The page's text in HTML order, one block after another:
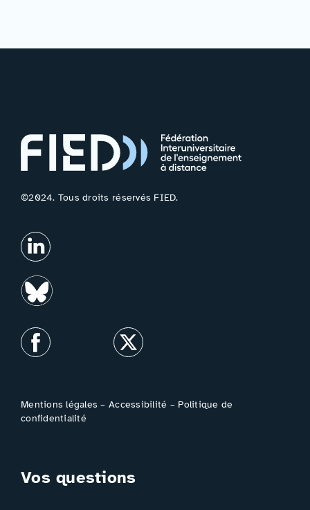
©2024. Tous droits réservés FIED.
Mentions légales –Accessibilité – Politique de
confidentialité
Vos questions